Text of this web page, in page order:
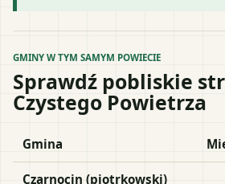
GMINY W TYM SAMYM POWIECIE
Sprawdź pobliskie
Czystego Powietrza
Gmina
Czarnocin (piotrkowski)